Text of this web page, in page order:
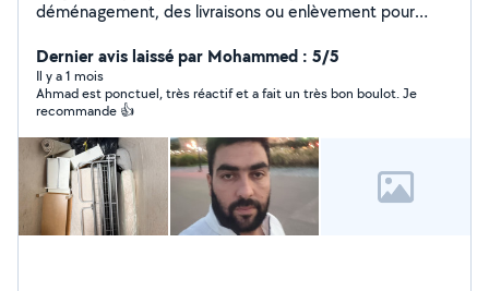
déménagement, des livraisons ou enlèvement pour
Dernier avis laissé par Mohammed : 5/5
Il y a 1 mois
Ahmad est ponctuel, très réactif et a fait un très bon boulot. Je
recommande 👍